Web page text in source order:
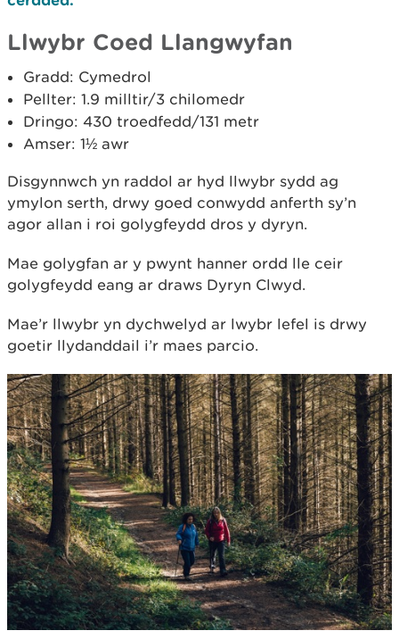
Llwybr Coed Llangwyfan
Gradd: Cymedrol
Pellter: 1.9 milltir/3 chilomedr
Dringo: 430 troedfedd/131 metr
Amser: 1½ awr
Disgynnwch yn raddol ar hyd llwybr sydd ag
ymylon serth, drwy goed conwydd anferth sy’n
agor allan i roi golygfeydd dros y dyryn.
Mae golygfan ar y pwynt hanner ordd lle ceir
golygfeydd eang ar draws Dyryn Clwyd.
Mae’r llwybr yn dychwelyd ar lwybr lefel is drwy
goetir llydanddail i’r maes parcio.